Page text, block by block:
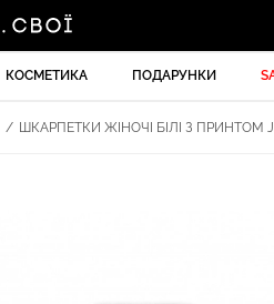
КОСМЕТИКА ПОДАРУНКИ
/ ШКАРПЕТКИ ЖІНОЧІ БІЛІ З ПРИНТОМ